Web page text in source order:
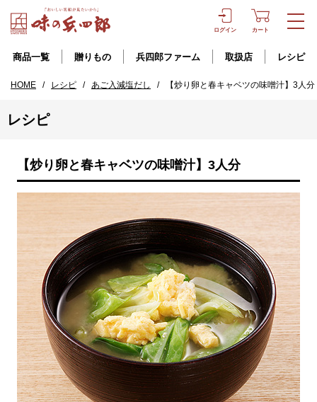
ログイン カート
商品一覧 贈りもの 兵四郎ファーム 取扱店 レシピ
HOME / レシピ / あご入減塩だし / 【炒り卵と春キャベツの味噌汁】3人分
レシピ
【炒り卵と春キャベツの味噌汁】3人分